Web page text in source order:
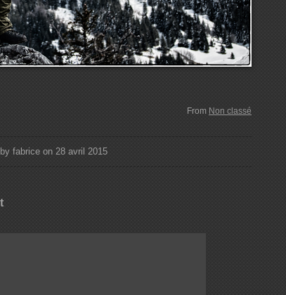
From Non classé
fabrice on 28 avril 2015